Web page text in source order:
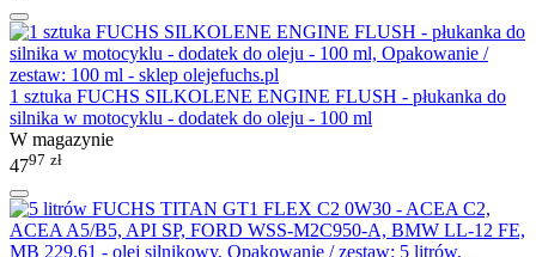
1 sztuka FUCHS SILKOLENE ENGINE FLUSH - płukanka do
silnika w motocyklu - dodatek do oleju - 100 ml
W magazynie
4797 zł